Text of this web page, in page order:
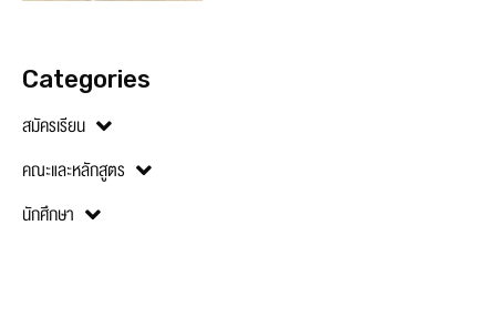
Categories
สมัครเรียน
คณะและหลักสูตร
นักศึกษา